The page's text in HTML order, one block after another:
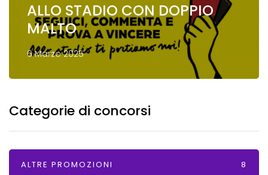
ALLO STADIO CON DOPPIO
MALTO
6 Marzo 2025
Categorie di concorsi
ALTRE PROMOZIONI 8